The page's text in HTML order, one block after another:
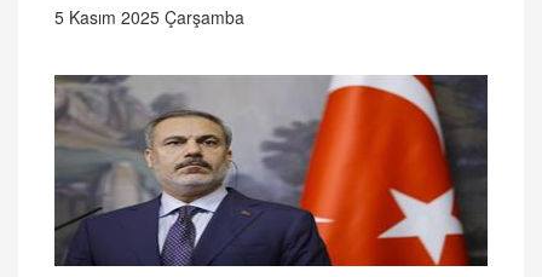
5 Kasım 2025 Çarşamba